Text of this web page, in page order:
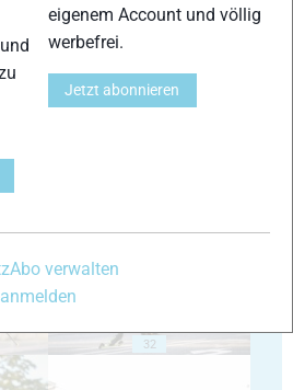
32
eigenem Account und völlig
werbefrei.
Jetzt abonnieren
Abo verwalten